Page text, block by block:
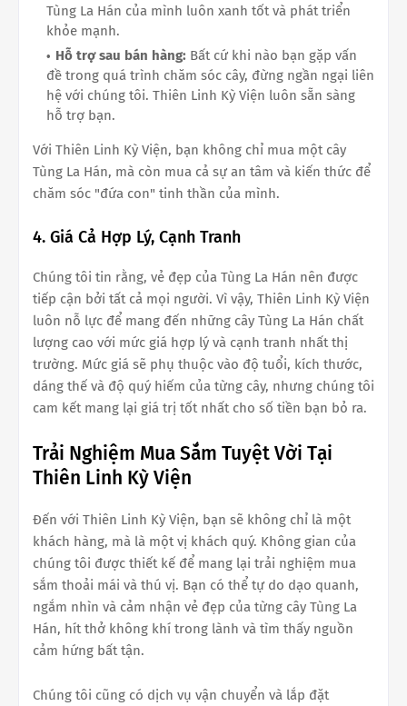
Tùng La Hán của mình luôn xanh tốt và phát triển
khỏe mạnh.
Hỗ trợ sau bán hàng: Bất cứ khi nào bạn gặp vấn
đề trong quá trình chăm sóc cây, đừng ngần ngại liên
hệ với chúng tôi. Thiên Linh Kỳ Viện luôn sẵn sàng
hỗ trợ bạn.
Với Thiên Linh Kỳ Viện, bạn không chỉ mua một cây
Tùng La Hán, mà còn mua cả sự an tâm và kiến thức để
chăm sóc "đứa con" tinh thần của mình.
4. Giá Cả Hợp Lý, Cạnh Tranh
Chúng tôi tin rằng, vẻ đẹp của Tùng La Hán nên được
tiếp cận bởi tất cả mọi người. Vì vậy, Thiên Linh Kỳ Viện
luôn nỗ lực để mang đến những cây Tùng La Hán chất
lượng cao với mức giá hợp lý và cạnh tranh nhất thị
trường. Mức giá sẽ phụ thuộc vào độ tuổi, kích thước,
dáng thế và độ quý hiếm của từng cây, nhưng chúng tôi
cam kết mang lại giá trị tốt nhất cho số tiền bạn bỏ ra.
Trải Nghiệm Mua Sắm Tuyệt Vời Tại
Thiên Linh Kỳ Viện
Đến với Thiên Linh Kỳ Viện, bạn sẽ không chỉ là một
khách hàng, mà là một vị khách quý. Không gian của
chúng tôi được thiết kế để mang lại trải nghiệm mua
sắm thoải mái và thú vị. Bạn có thể tự do dạo quanh,
ngắm nhìn và cảm nhận vẻ đẹp của từng cây Tùng La
Hán, hít thở không khí trong lành và tìm thấy nguồn
cảm hứng bất tận.
Chúng tôi cũng có dịch vụ vận chuyển và lắp đặt